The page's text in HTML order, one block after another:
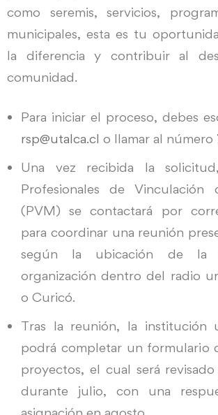
como seremis, servicios,
municipales, esta es tu
la diferencia y contribuir al
comunidad.
Para iniciar el proceso, debes
rsp@utalca.cl o llamar al número
Una vez recibida la
Profesionales de
(PVM) se contactará por
para coordinar una reunión
según la ubicación de la
organización dentro del radio
o Curicó.
Tras la reunión, la institución
podrá completar un formulario
proyectos, el cual será
durante julio, con una